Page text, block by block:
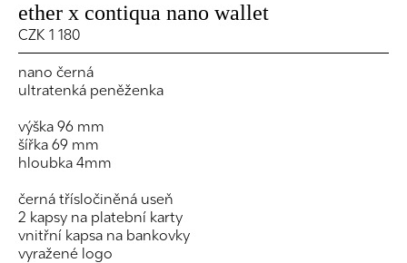
ether x contiqua nano wallet
CZK 1 180
nano černá
ultratenká peněženka
výška 96 mm
šířka 69 mm
hloubka 4mm
černá třísločiněná useň
2 kapsy na platební karty
vnitřní kapsa na bankovky
vyražené logo